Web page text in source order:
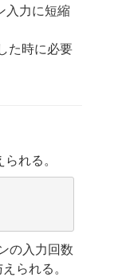
入力に短縮
た時に必要
れる。
の入力回数
られる。